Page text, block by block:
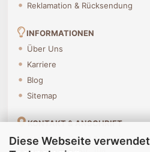
Diese Webseite
Reklamation & Rücksendung
INFORMATIONEN
Über Uns
Karriere
Blog
Sitemap
KONTAKT & ANSCHRIFT
Zolotoj Kolos GmbH & Co KG
Gstocketwiesenstr. 10a